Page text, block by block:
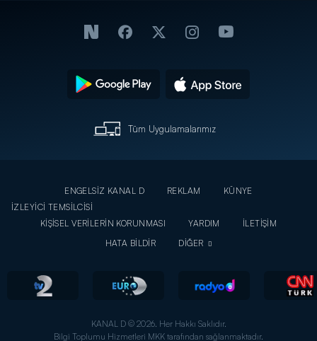
Tüm Uygulamalarımız
ENGELSİZ KANAL D REKLAM
KÜNYE
İZLEYİCİ TEMSİLCİSİ
KİŞİSEL VERİLERİN KORUNMASI
YARDIM
İLETİŞİM
HATA BİLDİR
DİĞER
KANAL D © 2026. Her Hakkı Saklıdır.
Bilgi Toplumu Hizmetleri MKK tarafından sağlanmaktadır.